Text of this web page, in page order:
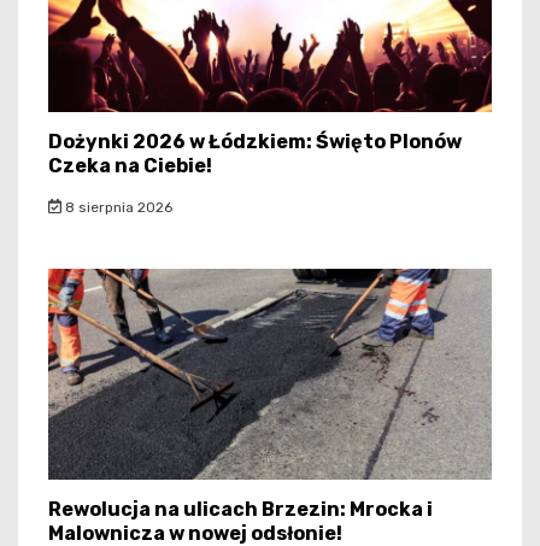
Dożynki 2026 w Łódzkiem: Święto Plonów
Czeka na Ciebie!
8 sierpnia 2026
Rewolucja na ulicach Brzezin: Mrocka i
Malownicza w nowej odsłonie!